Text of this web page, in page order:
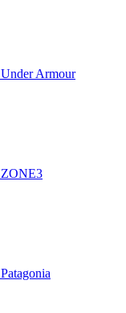
Under Armour
ZONE3
Patagonia